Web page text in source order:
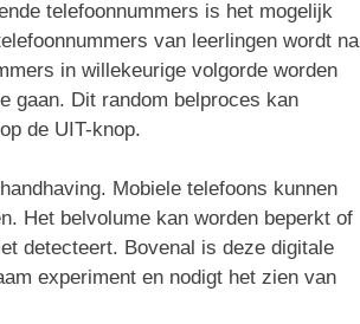
telefoonnummers is het mogelijk
van leerlingen wordt na
in willekeurige volgorde worden
gaan. Dit random belproces kan
de UIT-knop.
Mobiele telefoons kunnen
Het belvolume kan worden beperkt of
detecteert. Bovenal is deze digitale
experiment en nodigt het zien van